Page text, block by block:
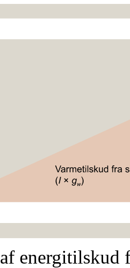
energitilskud